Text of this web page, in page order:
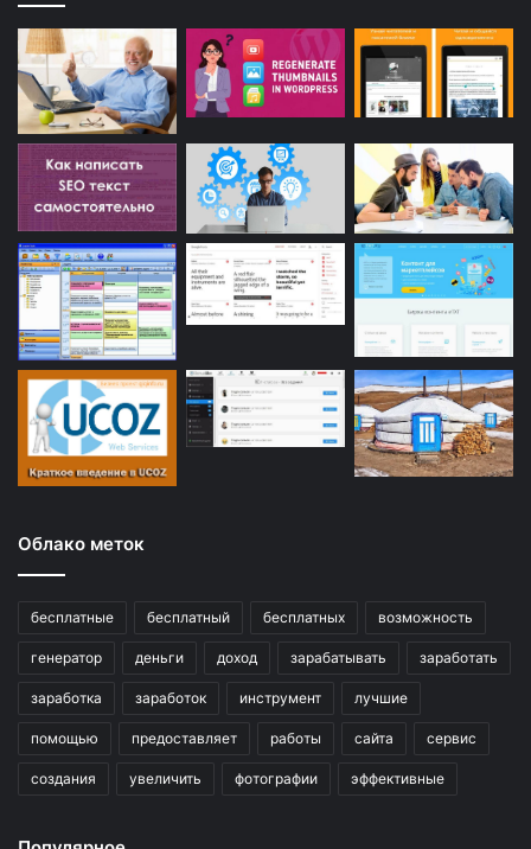
Облако меток
бесплатные бесплатный бесплатных возможность
генератор деньги доход зарабатывать заработать
заработка заработок инструмент лучшие
помощью предоставляет работы сайта сервис
создания увеличить фотографии эффективные